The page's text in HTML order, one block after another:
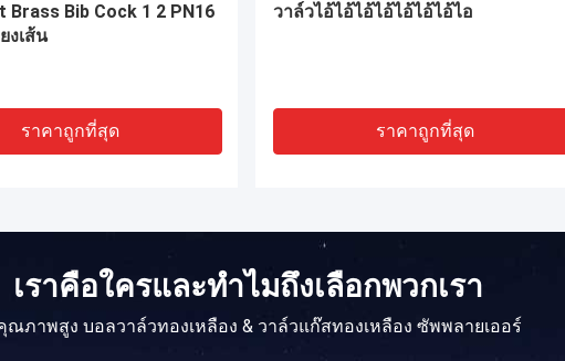
Compression Fittings
Pipe Fittings การเชื่อม
ราคาถูกที่สุด
ODM ทองแดง การปรับสัดส่วน HPb 57-
ราคาถูกที่สุด
เราคือใครและทำไมถึงเลือกพวกเรา
ณภาพสูง บอลวาล์วทองเหลือง & วาล์วแก๊สทองเหลือง ซัพพลายเออร์